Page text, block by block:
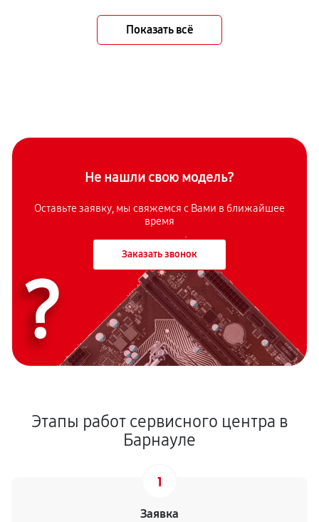
Показать всё
Не нашли свою модель?
Оставьте заявку, мы свяжемся с Вами в ближайшее
время
Заказать звонок
?
Этапы работ сервисного центра в
Барнауле
1
Заявка